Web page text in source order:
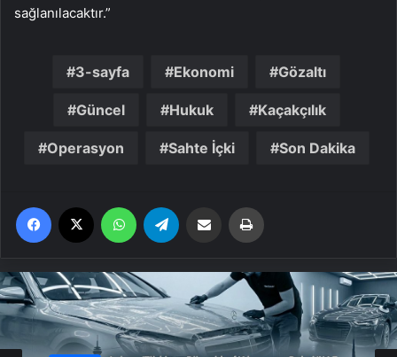
sağlanılacaktır.”
3-sayfa Ekonomi Gözaltı
Güncel Hukuk Kaçakçılık
Operasyon Sahte İçki Son Dakika
Facebook WhatsApp Email'den paylaş